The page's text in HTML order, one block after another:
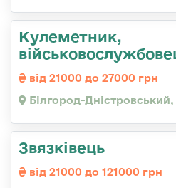
Кулеметник,
від 21000 до 27000 грн
Білгород-
Звязківець
від 21000 до 121000 грн